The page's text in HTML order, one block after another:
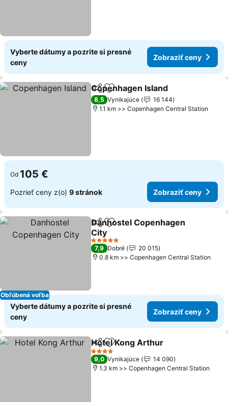
Vyberte dátumy a pozrite si presné
ceny
Zobraziť ceny
ZdieľaťPridať do obľúbených
Copenhagen Island
8,5 Vynikajúce
16 144
1.1 km >> Copenhagen Central Station
Od 105 €
Pozrieť ceny z(o) 9 stránok Zobraziť ceny
Obľúbená voľba
ZdieľaťPridať do obľúbených
Danhostel Copenhagen
City
Zobraziť ceny
5 Počet hviezdičiek
7,9 Dobré
20 015
0.8 km >> Copenhagen Central Station
Vyberte dátumy a pozrite si presné
ceny
Zobraziť ceny
ZdieľaťPridať do obľúbených
Hotel Kong Arthur
4 Počet hviezdičiek
9,0 Vynikajúce
14 090
1.3 km >> Copenhagen Central Station